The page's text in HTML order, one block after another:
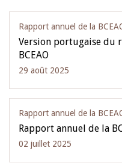
Rapport annuel de la
Version portugaise du
BCEAO
29 août 2025
Rapport annuel de la
Rapport annuel de la
02 juillet 2025